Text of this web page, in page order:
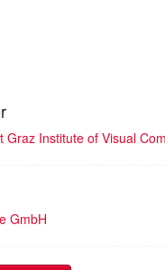
Graz Institute of Visual
GmbH